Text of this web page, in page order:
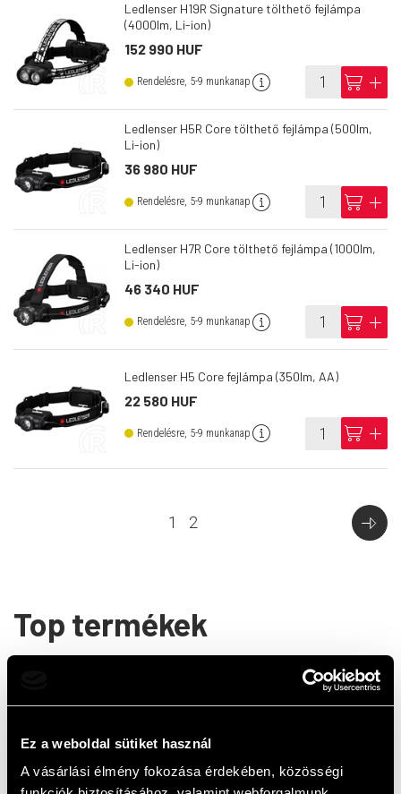
Ez a weboldal sütiket használ
A vásárlási élmény fokozása érdekében, közösségi
Ledlenser H19R Signature tölthető fejlámpa
(4000lm, Li-ion)
152 990 HUF
Rendelésre, 5-9 munkanap info cart add
Ledlenser H5R Core tölthető fejlámpa (500lm,
Li-ion)
36 980 HUF
Rendelésre, 5-9 munkanap info cart add
Ledlenser H7R Core tölthető fejlámpa (1000lm,
Li-ion)
46 340 HUF
Rendelésre, 5-9 munkanap info cart add
Ledlenser H5 Core fejlámpa (350lm, AA)
22 580 HUF
Rendelésre, 5-9 munkanap info cart add
1 2
Top termékek